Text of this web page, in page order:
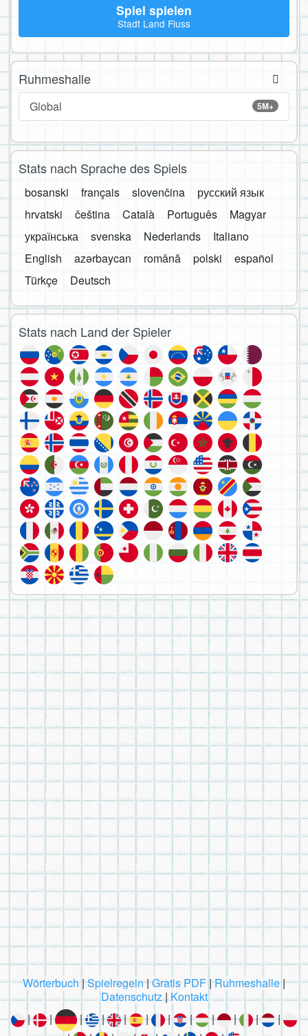
Spiel spielen
Stadt Land Fluss
Ruhmeshalle
5M+
Global
Stats nach Sprache des Spiels
bosanski français slovenčina
русский язык
hrvatski
čeština Català Português
Magyar
українська
svenska Nederlands
Italiano
English
azərbaycan română polski
español
Türkçe
Deutsch
Stats nach Land der Spieler
Wörterbuch|Spielregeln|Gratis PDF|Ruhmeshalle |
Datenschutz|Kontakt
|
| | | | | | | | | |
|